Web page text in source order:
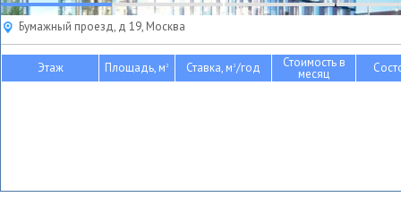
Бумажный проезд, д 19, Москва
Этаж Площадь, м2 Ставка, м2/год Стоимость в
месяц